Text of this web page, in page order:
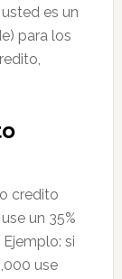
es un
para los
credito
un 35%
si
use